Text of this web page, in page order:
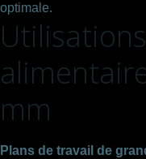
optimale.
mm
Plans de travail de